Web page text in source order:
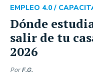
Dónde
salir de tu
2026
EMPLEO 4.0 /
Por F.G.